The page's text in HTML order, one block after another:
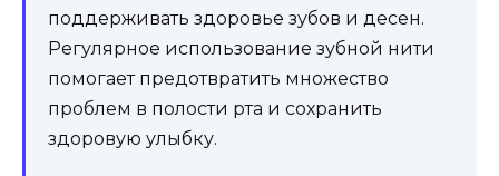
поддерживать здоровье зубов и десен.
Регулярное использование зубной нити
помогает предотвратить множество
проблем в полости рта и сохранить
здоровую улыбку.